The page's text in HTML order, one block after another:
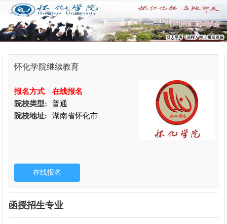
怀化学院继续教育
报名方式
在线报名
院校类型:
普通
院校地址:
湖南省怀化市
函授招生专业